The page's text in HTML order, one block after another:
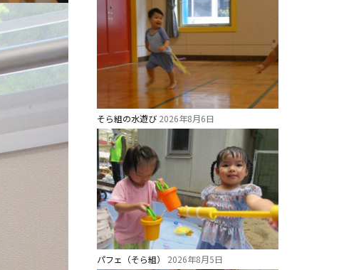
そら組の水遊び 2026年8月6日
パフェ（そら組） 2026年8月5日